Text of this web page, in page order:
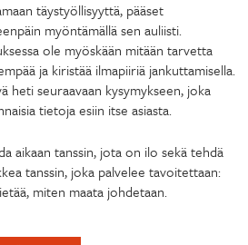
täystyöllisyyttä, pääset
myöntämällä sen auliisti.
ole myöskään mitään tarvetta
ja kiristää ilmapiiriä jankuttamisella.
heti seuraavaan kysymykseen, joka
tietoja esiin itse asiasta.
aikaan tanssin, jota on ilo sekä tehdä
tanssin, joka palvelee tavoitettaan:
miten maata johdetaan.